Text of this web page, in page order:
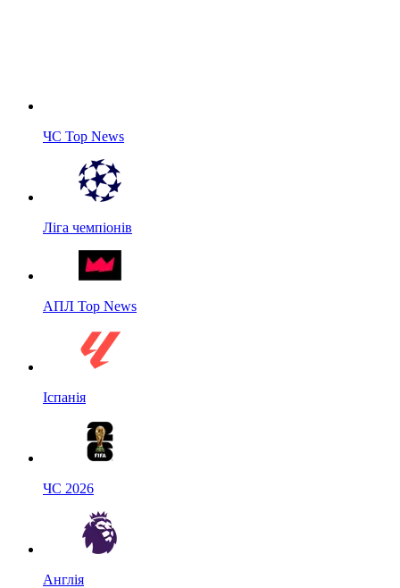
ЧС Top News
Ліга чемпіонів
АПЛ Top News
Іспанія
ЧС 2026
Англія